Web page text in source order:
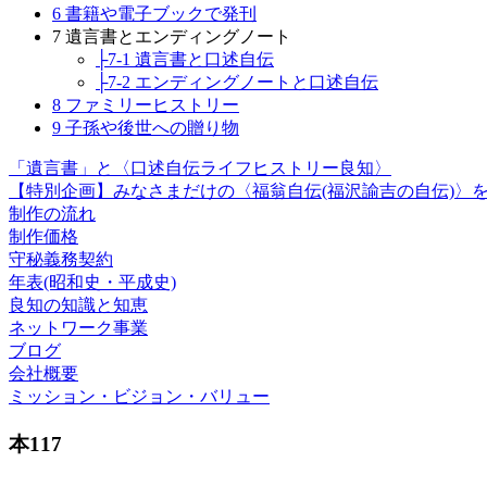
6 書籍や電子ブックで発刊
7 遺言書とエンディングノート
├7-1 遺言書と口述自伝
├7-2 エンディングノートと口述自伝
8 ファミリーヒストリー
9 子孫や後世への贈り物
「遺言書」と〈口述自伝ライフヒストリー良知〉
【特別企画】みなさまだけの〈福翁自伝(福沢諭吉の自伝)〉
制作の流れ
制作価格
守秘義務契約
年表(昭和史・平成史)
良知の知識と知恵
ネットワーク事業
ブログ
会社概要
ミッション・ビジョン・バリュー
本117